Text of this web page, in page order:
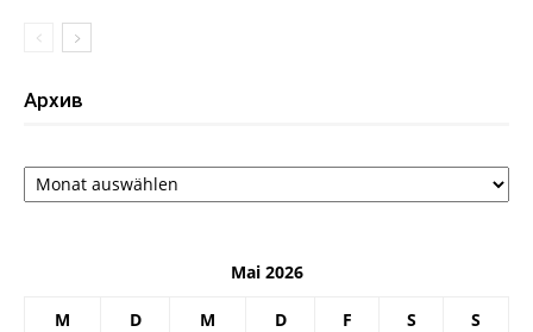
Архив
Архив
Mai 2026
M D M D F S S